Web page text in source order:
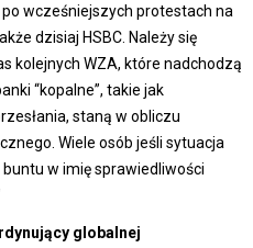
wcześniejszych protestach na
dzisiaj HSBC. Należy się
kolejnych WZA, które nadchodzą
“kopalne”, takie jak
staną w obliczu
Wiele osób jeśli sytuacja
w imię sprawiedliwości
globalnej